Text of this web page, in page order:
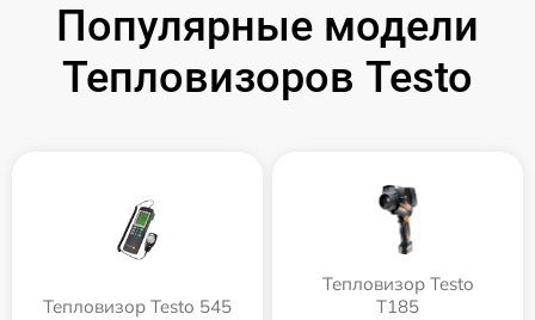
Популярные модели
Тепловизоров Testo
Тепловизор Testo 545
Тепловизор Testo
T185